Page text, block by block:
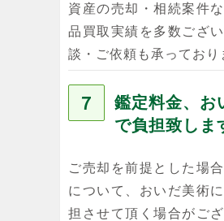
資産の売却・相続案件
品買取実績を多数ござ
談・ご依頼も承っており
７
鑑定料金、お
で負担致しま
ご売却を前提とした場
について、おいだ美術
担させて頂く場合がご